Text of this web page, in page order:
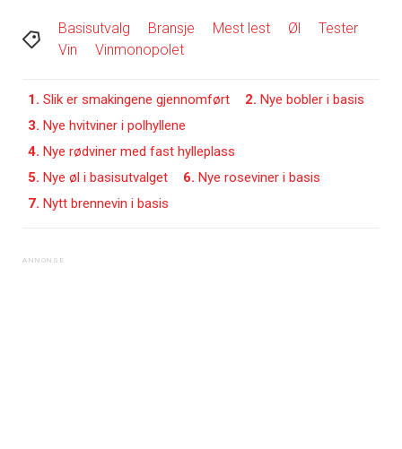
Basisutvalg Bransje Mest lest Øl
Tester
Vin
Vinmonopolet
1. Slik er smakingene gjennomført 2. Nye bobler i basis
3. Nye hvitviner i polhyllene
4. Nye rødviner med fast hylleplass
5. Nye øl i basisutvalget 6. Nye roseviner i basis
7. Nytt brennevin i basis